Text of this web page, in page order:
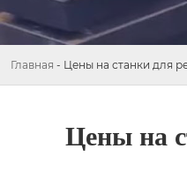
Главная - Цены на станки для
Цены на